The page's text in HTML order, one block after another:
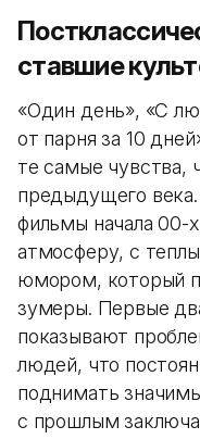
ставшие
«Один день», «С
от парня за 10
те самые чувства,
предыдущего
фильмы начала 00-
атмосферу, с
юмором, который
зумеры. Первые
показывают
людей, что
поднимать
с прошлым